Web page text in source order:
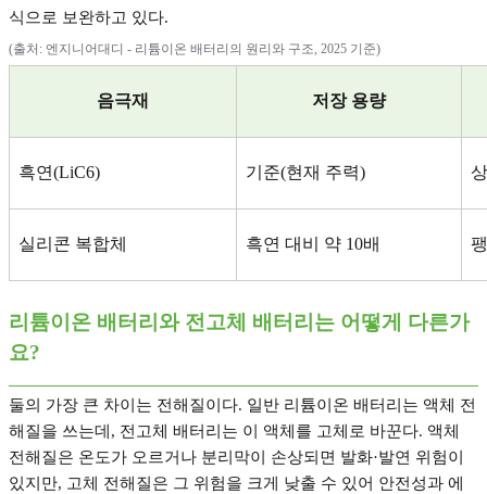
식으로 보완하고 있다.
(출처 : 엔지니어대디 - 리튬이온 배터리의 원리와 구조, 2025 기준)
음극재 저장 용량
흑연(LiC6) 기준(현재 주력)
실리콘 복합체 흑연 대비 약 10배
리튬이온 배터리와 전고체 배터리는 어떻게 다른가
요?
둘의 가장 큰 차이는 전해질이다. 일반 리튬이온 배터리는 액체 전
해질을 쓰는데 , 전고체 배터리는 이 액체를 고체로 바꾼다. 액체
전해질은 온도가 오르거나 분리막이 손상되면 발화·발연 위험이
있지만, 고체 전해질은 그 위험을 크게 낮출 수 있어 안전성과 에